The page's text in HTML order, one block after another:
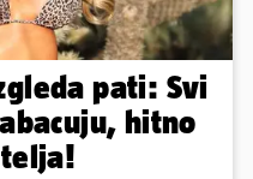
pati: Svi
hitno